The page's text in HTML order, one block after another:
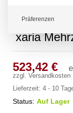
xaria
523,42€
zzgl.Versandkosten
Lieferzeit:4 - 10
Status: Auf Lager
Präferenzen